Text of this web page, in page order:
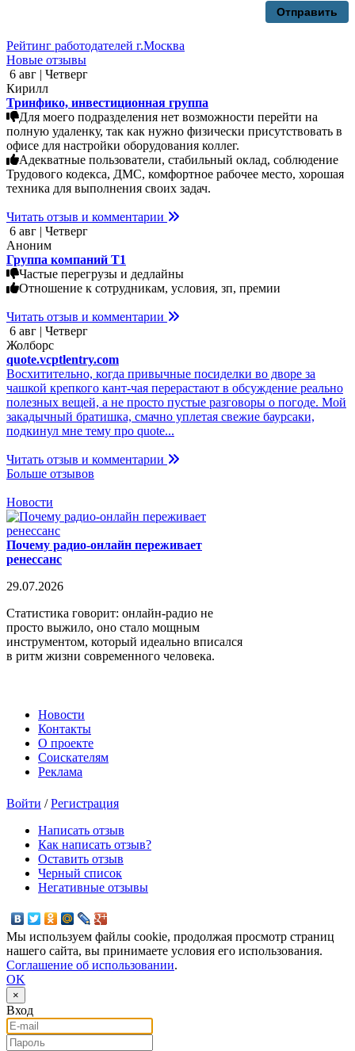
Отправить
Рейтинг работодателей г.Москва
Новые отзывы
6 авг | Четверг
Кирилл
Тринфико, инвестиционная группа
Для моего подразделения нет возможности перейти на
полную удаленку, так как нужно физически присутствовать в
офисе для настройки оборудования коллег.
Адекватные пользователи, стабильный оклад, соблюдение
Трудового кодекса, ДМС, комфортное рабочее место, хорошая
техника для выполнения своих задач.
Читать отзыв и комментарии
6 авг | Четверг
Аноним
Группа компаний Т1
Частые перегрузы и дедлайны
Отношение к сотрудникам, условия, зп, премии
Читать отзыв и комментарии
6 авг | Четверг
Жолборс
quote.vcptlentry.com
Восхитительно, когда привычные посиделки во дворе за
чашкой крепкого кант-чая перерастают в обсуждение реально
полезных вещей, а не просто пустые разговоры о погоде. Мой
закадычный братишка, смачно уплетая свежие баурсаки,
подкинул мне тему про quote...
Читать отзыв и комментарии
Больше отзывов
Новости
Почему радио-онлайн переживает
ренессанс
29.07.2026
Статистика говорит: онлайн-радио не
просто выжило, оно стало мощным
инструментом, который идеально вписался
в ритм жизни современного человека.
Новости
Контакты
О проекте
Соискателям
Реклама
Войти /Регистрация
Написать отзыв
Как написать отзыв?
Оставить отзыв
Черный список
Негативные отзывы
Мы используем файлы cookie, продолжая просмотр страниц
нашего сайта, вы принимаете условия его использования.
Соглашение об использовании.
OK
×
Вход
E-mail
Пароль